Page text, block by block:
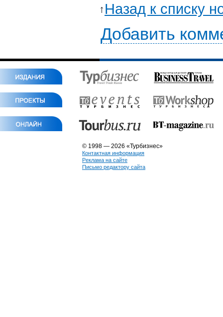
Назад к списку
Добавить
© 1998 — 2026 «Турбизнес»
Контактная информация
Реклама на сайте
Письмо редактору сайта